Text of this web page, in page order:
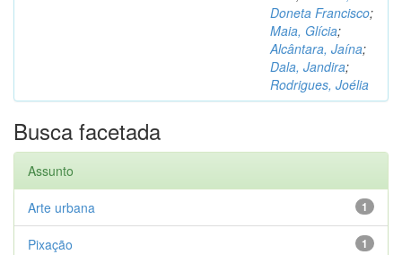
Doneta Francisco;
Maia, Glícia;
Alcântara, Jaína;
Dala, Jandira;
Rodrigues, Joélia
Busca facetada
Assunto
1
Arte urbana
1
Pixação